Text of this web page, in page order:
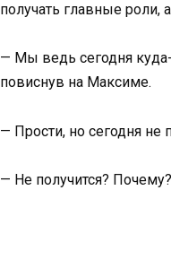
получать главные роли,
— Мы ведь сегодня
повиснув на Максиме.
— Прости, но сегодня не
— Не получится?